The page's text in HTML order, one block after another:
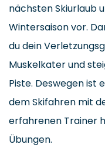
nächsten Skiurlaub
Wintersaison vor.
du dein
Muskelkater und
Piste. Deswegen ist
dem Skifahren mit
erfahrenen Trainer
Übungen.